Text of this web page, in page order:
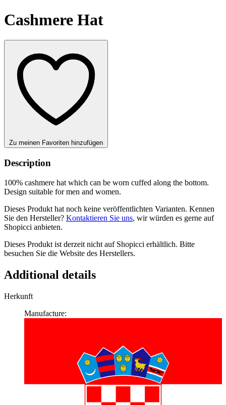
Cashmere Hat
Zu meinen Favoriten hinzufügen
Description
100% cashmere hat which can be worn cuffed along the bottom.
Design suitable for men and women.
Dieses Produkt hat noch keine veröffentlichten Varianten. Kennen
Sie den Hersteller? Kontaktieren Sie uns, wir würden es gerne auf
Shopicci anbieten.
Dieses Produkt ist derzeit nicht auf Shopicci erhältlich. Bitte
besuchen Sie die Website des Herstellers.
Additional details
Herkunft
Manufacture: